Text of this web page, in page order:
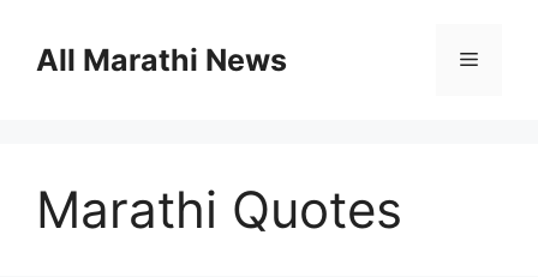
contentAll Marathi News Menu
Marathi Quotes